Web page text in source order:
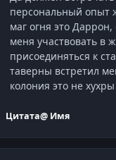
персональный опыт
маг огня это Даррон,
меня участвовать в
присоединяться к
таверны встретил
колония это не
Цитата@ Имя